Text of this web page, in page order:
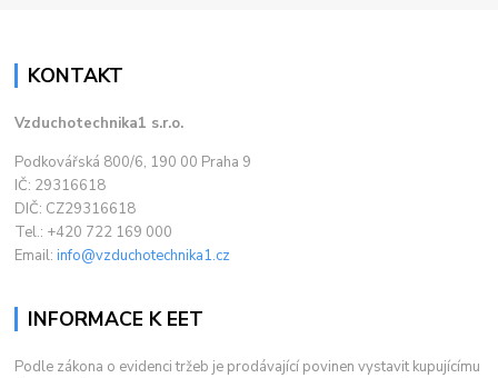
KONTAKT
Vzduchotechnika1 s.r.o.
Podkovářská 800/6, 190 00 Praha 9
IČ: 29316618
DIČ: CZ29316618
Tel.: +420 722 169 000
Email:info@vzduchotechnika1.cz
INFORMACE K EET
Podle zákona o evidenci tržeb je prodávající povinen vystavit kupujícímu